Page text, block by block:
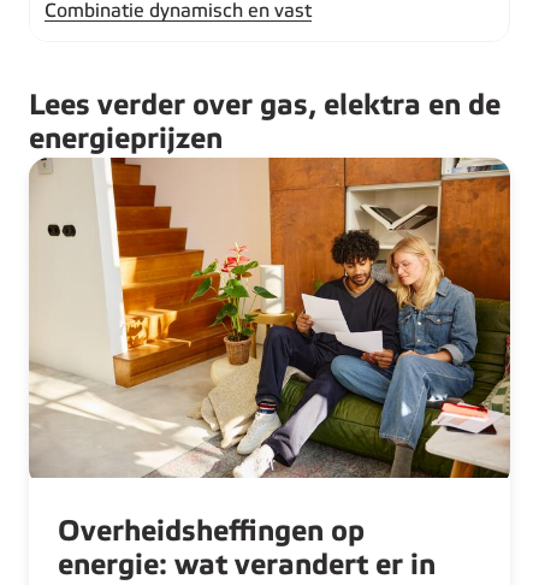
Combinatie dynamisch en vast
Lees verder over gas, elektra en de
energieprijzen
Overheidsheffingen op
energie: wat verandert er in